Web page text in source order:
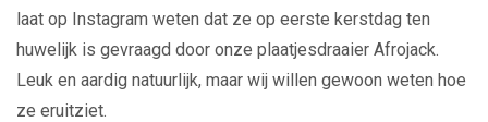
laat op Instagram weten dat ze op eerste kerstdag ten
huwelijk is gevraagd door onze plaatjesdraaier Afrojack.
Leuk en aardig natuurlijk, maar wij willen gewoon weten hoe
ze eruitziet.